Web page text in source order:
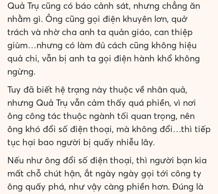
Quả Trụ cũng có báo cảnh sát, nhưng chẳng ăn
nhằm gì. Ông cũng gọi điện khuyên lơn, quở
trách và nhờ cha anh ta quản giáo, can thiệp
giùm…nhưng có làm đủ cách cũng không hiệu
quả chi, vẫn bị anh ta gọi điện hành khổ không
ngừng.
Tuy đã biết hệ trạng này thuộc về nhân quả,
nhưng Quả Trụ vẫn cảm thấy quá phiền, vì nơi
ông công tác thuộc ngành tối quan trọng, nên
ông khó đổi số điện thoại, mà không đổi…thì tiếp
tục hại bao người bị quấy nhiễu lây.
Nếu như ông đổi số điện thoại, thì người bạn kia
mất chỗ chút hận, ắt ngày ngày gọi tới công ty
ông quấy phá, như vậy càng phiền hơn. Đúng là